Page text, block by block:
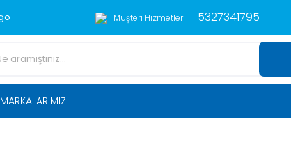
Müşteri Hizmetleri 5327341795
MARKALARIMIZ